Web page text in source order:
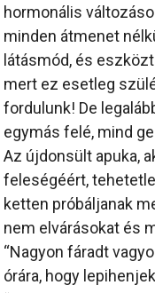
hormonális
minden átmenet
látásmód, és
mert ez esetleg
fordulunk! De
egymás felé, mind
Az újdonsült apuka,
feleségéért,
ketten próbáljanak
nem elvárásokat és
“Nagyon fáradt
órára, hogy